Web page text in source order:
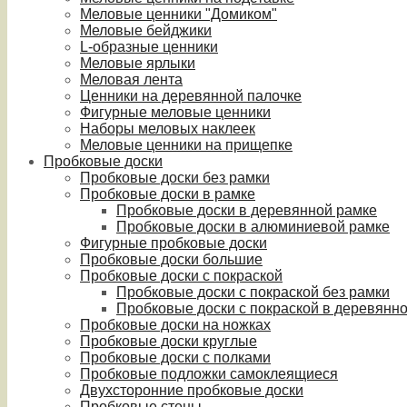
Меловые ценники "Домиком"
Меловые бейджики
L-образные ценники
Меловые ярлыки
Меловая лента
Ценники на деревянной палочке
Фигурные меловые ценники
Наборы меловых наклеек
Меловые ценники на прищепке
Пробковые доски
Пробковые доски без рамки
Пробковые доски в рамке
Пробковые доски в деревянной рамке
Пробковые доски в алюминиевой рамке
Фигурные пробковые доски
Пробковые доски большие
Пробковые доски с покраской
Пробковые доски с покраской без рамки
Пробковые доски с покраской в
Пробковые доски на ножках
Пробковые доски круглые
Пробковые доски с полками
Пробковые подложки самоклеящиеся
Двухсторонние пробковые доски